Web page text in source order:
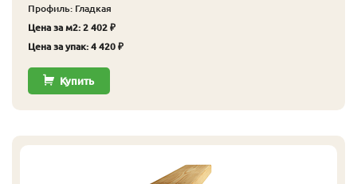
Профиль: Гладкая
Цена за м2: 2 402 ₽
Цена за упак: 4 420 ₽
Купить